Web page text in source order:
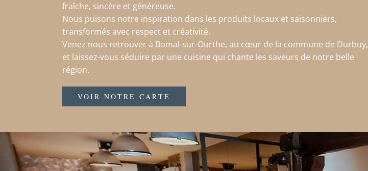
fraîche, sincère et généreuse.
Nous puisons notre inspiration dans les produits locaux et saisonniers,
transformés avec respect et créativité.
Venez nous retrouver à Bomal-sur-Ourthe, au cœur de la commune de Durbuy,
et laissez-vous séduire par une cuisine qui chante les saveurs de notre belle
région.
VOIR NOTRE CARTE